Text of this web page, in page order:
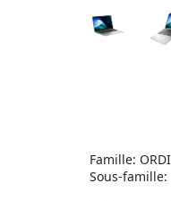
Famille:
Sous-